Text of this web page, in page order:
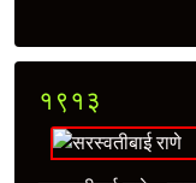
१९१३